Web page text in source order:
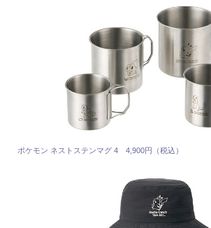
ポケモン ネストステンマグ 4 4,900円（税込）